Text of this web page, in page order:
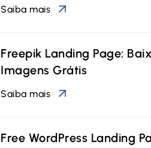
Saiba mais
Freepik Landing Page:
Imagens Grátis
Saiba mais
Free WordPress Landing